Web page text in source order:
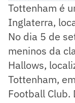
Tottenham é
Inglaterra,
No dia 5 de
meninos da
Hallows,
Tottenham,
Football Club.